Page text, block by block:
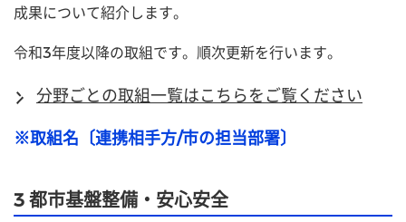
成果について紹介します。
令和3年度以降の取組です。順次更新を行います。
分野ごとの取組一覧はこちらをご覧ください
※取組名〔連携相手方/市の担当部署〕
3 都市基盤整備・安心安全